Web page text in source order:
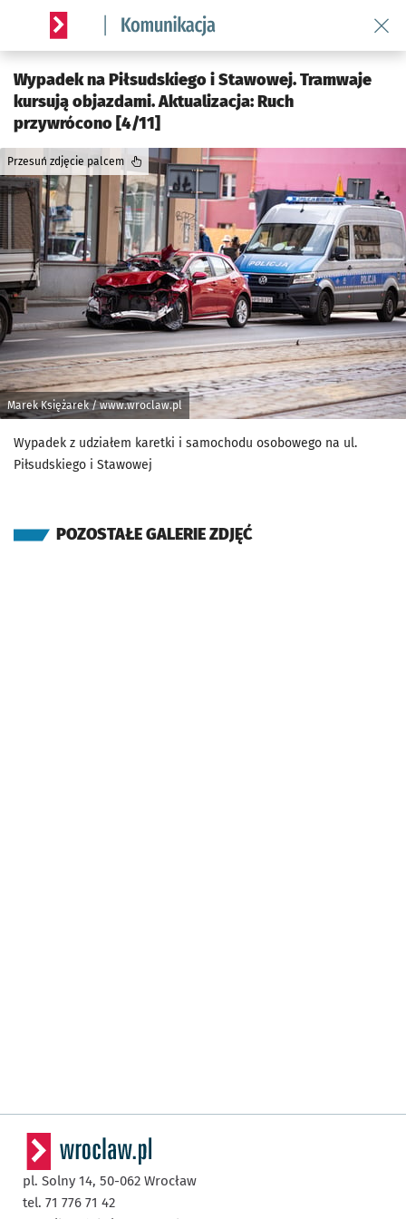
Serwis informacyjny wroclaw.pl podserwis: Komunikacja
Wypadek na Piłsudskiego i Stawowej. Tramwaje
kursują objazdami. Aktualizacja: Ruch
przywrócono [4/11]
Marek Księżarek / www.wroclaw.pl
Przesuń zdjęcie palcem
Wypadek z udziałem karetki i samochodu osobowego na ul.
Piłsudskiego i Stawowej
POZOSTAŁE GALERIE ZDJĘĆ
pl. Solny 14, 50-062 Wrocław
tel. 71 776 71 42